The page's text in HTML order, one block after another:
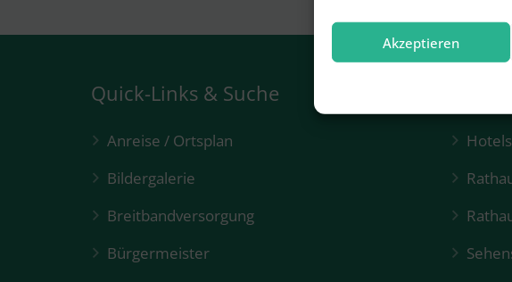
Akzeptieren
Quick-Links & Suche
Anreise / Ortsplan
Bildergalerie
Breitbandversorgung
Bürgermeister